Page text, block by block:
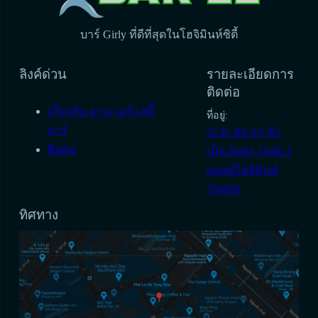
บาร์ Girly ที่ดีที่สุดในโฮจิมินห์ซิตี้
ลิงค์ด่วน
เกี่ยวกับ อาวเวอร์ เลดี้
บาร์
ติดต่อ
รายละเอียดการ
ติดต่อ
ที่อยู่:
22 ด. ฮุ่ย ถุก คัง
เบ็น Nghé, Quến 1
แทงฟู่โฮจิมินห์
700000
ทิศทาง